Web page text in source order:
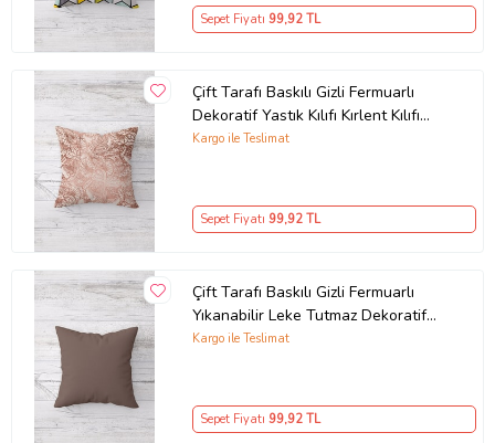
Sepet Fiyatı 99,92 TL
Çift Tarafı Baskılı Gizli Fermuarlı
Dekoratif Yastık Kılıfı Kırlent Kılıfı
Koltuk Yastık Kılıfı (Çok Renkli)
Kargo ile Teslimat
Sepet Fiyatı 99,92 TL
Çift Tarafı Baskılı Gizli Fermuarlı
Yıkanabilir Leke Tutmaz Dekoratif
Kırlent Kılıfı Yastık Kılıfı (KAHVE)
Kargo ile Teslimat
Sepet Fiyatı 99,92 TL